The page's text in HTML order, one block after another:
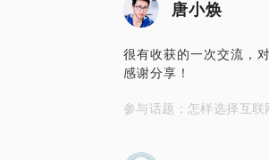
唐小焕
很有收获的一次交流，
感谢分享！
参与话题：怎样选择互联